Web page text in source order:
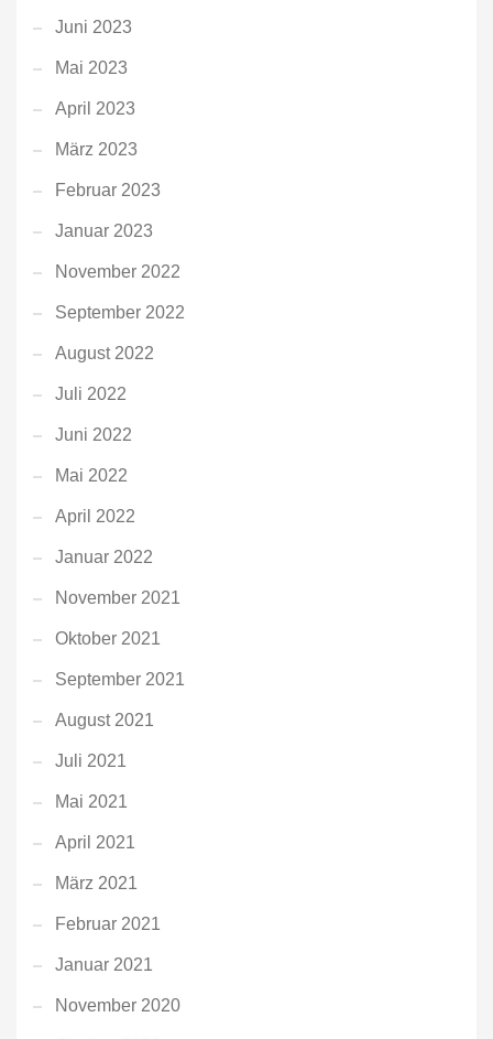
Juni 2023
Mai 2023
April 2023
März 2023
Februar 2023
Januar 2023
November 2022
September 2022
August 2022
Juli 2022
Juni 2022
Mai 2022
April 2022
Januar 2022
November 2021
Oktober 2021
September 2021
August 2021
Juli 2021
Mai 2021
April 2021
März 2021
Februar 2021
Januar 2021
November 2020